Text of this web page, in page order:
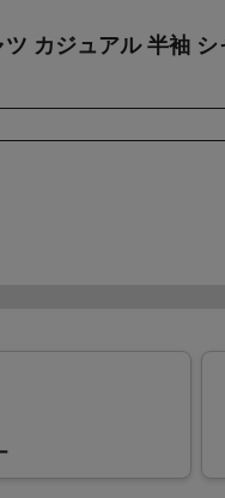
カジュアル 半袖